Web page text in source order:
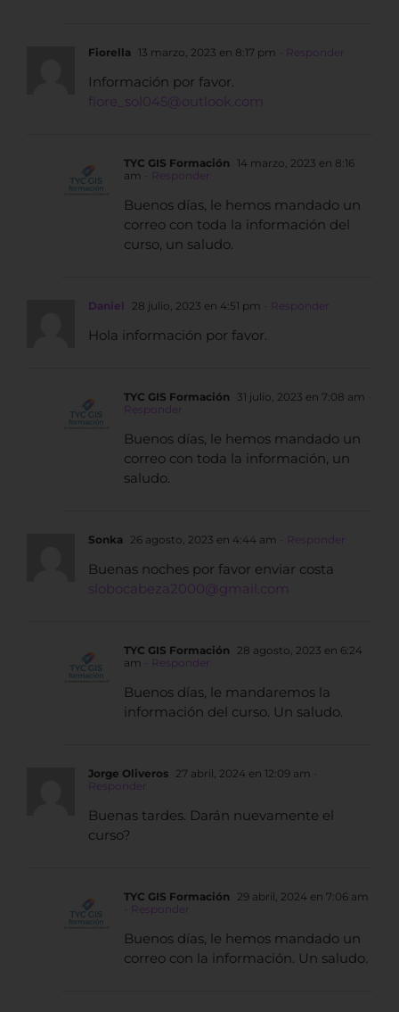
Fiorella 13 marzo, 2023 en 8:17 pm - Responder
Información por favor.
fiore_sol045@outlook.com
TYC GIS Formación
14 marzo, 2023 en 8:16
am - Responder
Buenos días, le hemos mandado un
correo con toda la información del
curso, un saludo.
Daniel 28 julio, 2023 en 4:51 pm - Responder
Hola información por favor.
TYC GIS Formación 31 julio, 2023 en 7:08 am
Responder
Buenos días, le hemos mandado un
correo con toda la información, un
saludo.
Sonka 26 agosto, 2023 en 4:44 am - Responder
Buenas noches por favor enviar costa
slobocabeza2000@gmail.com
TYC GIS Formación
28 agosto, 2023 en 6:24
am - Responder
Buenos días, le mandaremos la
información del curso. Un saludo.
Jorge Oliveros 27 abril, 2024 en 12:09 am
Responder
Buenas tardes. Darán nuevamente el
curso?
TYC GIS Formación
29 abril, 2024 en 7:06 am
- Responder
Buenos días, le hemos mandado un
correo con la información. Un saludo.